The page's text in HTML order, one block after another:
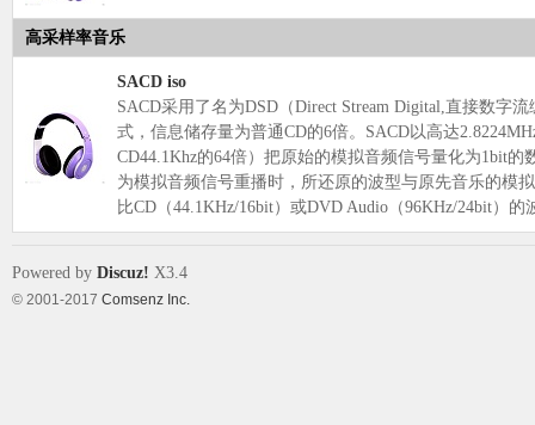
高采样率音乐
SACD iso
SACD采用了名为DSD（Direct Stream Digital,直接数字
式，信息储存量为普通CD的6倍。SACD以高达
CD44.1Khz的64倍）把原始的模拟音频信号量化为1bit的
为模拟音频信号重播时，所还原的波型与原先音乐的模
比CD（44.1KHz/16bit）或DVD Audio（96KHz/24bit）的
Powered by Discuz! X3.4
© 2001-2017 Comsenz Inc.